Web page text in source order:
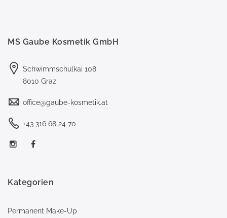
MS Gaube Kosmetik GmbH
Schwimmschulkai 108
8010 Graz
office@gaube-kosmetik.at
+43 316 68 24 70
Kategorien
Permanent Make-Up